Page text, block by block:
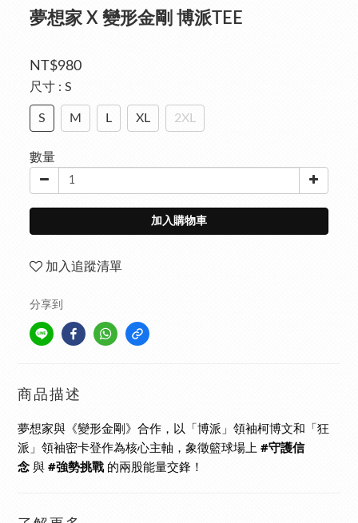
夢想家 X 變形金剛 博派TEE
NT$980
尺寸 : S
S M L XL 2XL
數量
加入購物車
加入追蹤清單
分享到
商品描述
夢想家與《變形金剛》合作，以「博派」領袖柯博文和「狂
派」領袖密卡登作為核心主軸，象徵籃球場上 #守護信
念 與 #強勢挑戰的兩股能量交鋒！